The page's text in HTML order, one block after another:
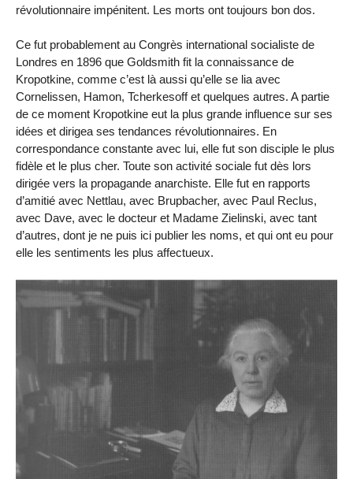
révolutionnaire impénitent. Les morts ont toujours bon dos.
Ce fut probablement au Congrès international socialiste de
Londres en 1896 que Goldsmith fit la connaissance de
Kropotkine, comme c’est là aussi qu’elle se lia avec
Cornelissen, Hamon, Tcherkesoff et quelques autres. A partie
de ce moment Kropotkine eut la plus grande influence sur ses
idées et dirigea ses tendances révolutionnaires. En
correspondance constante avec lui, elle fut son disciple le plus
fidèle et le plus cher. Toute son activité sociale fut dès lors
dirigée vers la propagande anarchiste. Elle fut en rapports
d’amitié avec Nettlau, avec Brupbacher, avec Paul Reclus,
avec Dave, avec le docteur et Madame Zielinski, avec tant
d’autres, dont je ne puis ici publier les noms, et qui ont eu pour
elle les sentiments les plus affectueux.